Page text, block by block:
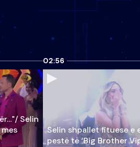
Selin
02:56
Selin shpallet fituese e
pestë të ‘Big Brother